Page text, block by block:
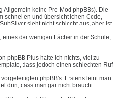
Allgemein keine Pre-Mod phpBBs). Die
schnellen und übersichtlichen Code,
sieht nicht schlecht aus, aber ist
der wenigen Fächer in der Schule,
phpBB Plus halte ich nichts, viel zu
dass jedoch einen schlechten Ruf
phpBB's. Erstens lernt man
drin, dass man gar nicht braucht.